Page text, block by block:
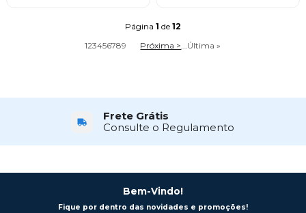
Página 1 de 12
123456789 Próxima >...Última »
Frete Grátis
Consulte o Regulamento
Bem-Vindo!
Fique por dentro das novidades e promoções!